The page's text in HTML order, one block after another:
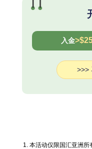
入金
>>>
本活动仅限国汇亚洲所